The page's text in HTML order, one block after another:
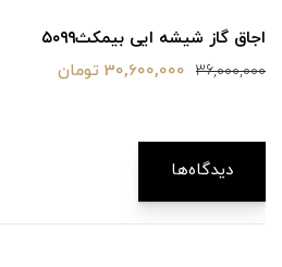
اجاق گاز شیشه ایی بیمکث۵۰۹۹
36,000,000 30,600,000 تومان
دیدگاه‌ها